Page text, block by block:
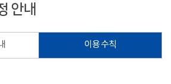
안내
이용 수칙